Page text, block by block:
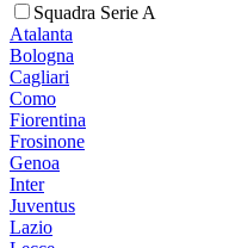
Squadra Serie A
Atalanta
Bologna
Cagliari
Como
Fiorentina
Frosinone
Genoa
Inter
Juventus
Lazio